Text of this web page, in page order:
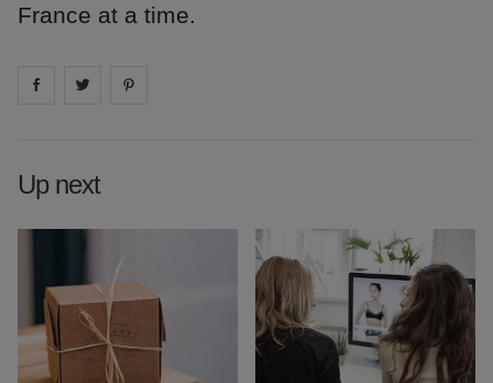
France at a time.
Share on facebook
Share on
Up next